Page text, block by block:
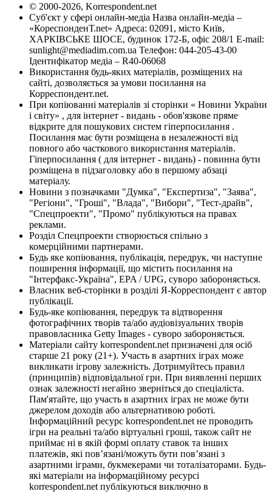
© 2000-2026, Korrespondent.net
Суб'єкт у сфері онлайн-медіа Назва онлайн-медіа –
«КореспонденТ.net» Адреса: 02091, місто Київ,
ХАРКІВСЬКЕ ШОСЕ, будинок 172-Б, офіс 208/1 E-mail:
sunlight@mediadim.com.ua Телефон: 044-205-43-00
Ідентифікатор медіа – R40-06068
Використання будь-яких матеріалів, розміщених на
сайті, дозволяється за умови посилання на
Корреспондент.net.
При копіюванні матеріалів зі сторінки « Новини України
і світу» , для інтернет - видань - обов'язкове пряме
відкрите для пошукових систем гіперпосилання .
Посилання має бути розміщена в незалежності від
повного або часткового використання матеріалів.
Гіперпосилання ( для інтернет - видань) - повинна бути
розміщена в підзаголовку або в першому абзаці
матеріалу.
Новини з позначками "Думка", "Експертиза", "Заява",
"Регіони", "Гроші", "Влада", "Вибори", "Тест-драйв",
"Спецпроекти", "Промо" публікуються на правах
реклами.
Розділ Спецпроекти створюється спільно з
комерційними партнерами.
Будь яке копіювання, публікація, передрук, чи наступне
поширення інформації, що містить посилання на
"Інтерфакс-Україна", EPA / UPG, суворо забороняється.
Власник веб-сторінки в розділі Я-Корреспондент є автор
публікації.
Будь-яке копіювання, передрук та відтворення
фотографічних творів та/або аудіовізуальних творів
правовласника Getty Images - суворо забороняється.
Матеріали сайту korrespondent.net призначені для осіб
старше 21 року (21+). Участь в азартних іграх може
викликати ігрову залежність. Дотримуйтесь правил
(принципів) відповідальної гри. При виявленні перших
ознак залежності негайно зверніться до спеціаліста.
Пам'ятайте, що участь в азартних іграх не може бути
джерелом доходів або альтернативою роботі.
Інформаційний ресурс korrespondent.net не проводить
ігри на реальні та/або віртуальні гроші, також сайт не
приймає ні в якій формі оплату ставок та інших
платежів, які пов’язані/можуть бути пов’язані з
азартними іграми, букмекерами чи тоталізаторами. Будь-
які матеріали на інформаційному ресурсі
korrespondent.net публікуються виключно в